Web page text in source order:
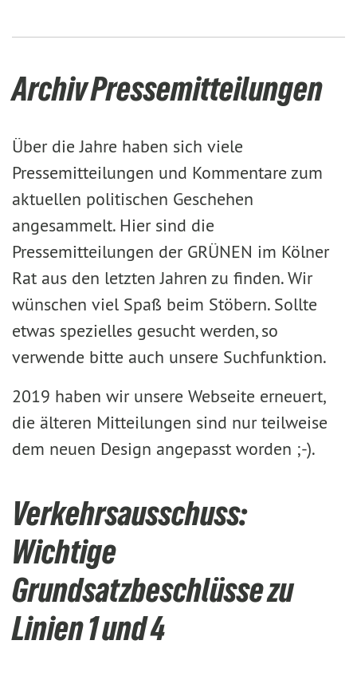
Archiv Pressemitteilungen
Über die Jahre haben sich viele
Pressemitteilungen und Kommentare zum
aktuellen politischen Geschehen
angesammelt. Hier sind die
Pressemitteilungen der GRÜNEN im Kölner
Rat aus den letzten Jahren zu finden. Wir
wünschen viel Spaß beim Stöbern. Sollte
etwas spezielles gesucht werden, so
verwende bitte auch unsere Suchfunktion.
2019 haben wir unsere Webseite erneuert,
die älteren Mitteilungen sind nur teilweise
dem neuen Design angepasst worden ;-).
Verkehrsausschuss:
Wichtige
Grundsatzbeschlüsse zu
Linien 1 und 4